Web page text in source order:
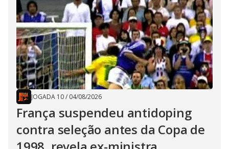
JOGADA 10/ 04/08/2026
França suspendeu antidoping
contra seleção antes da Copa de